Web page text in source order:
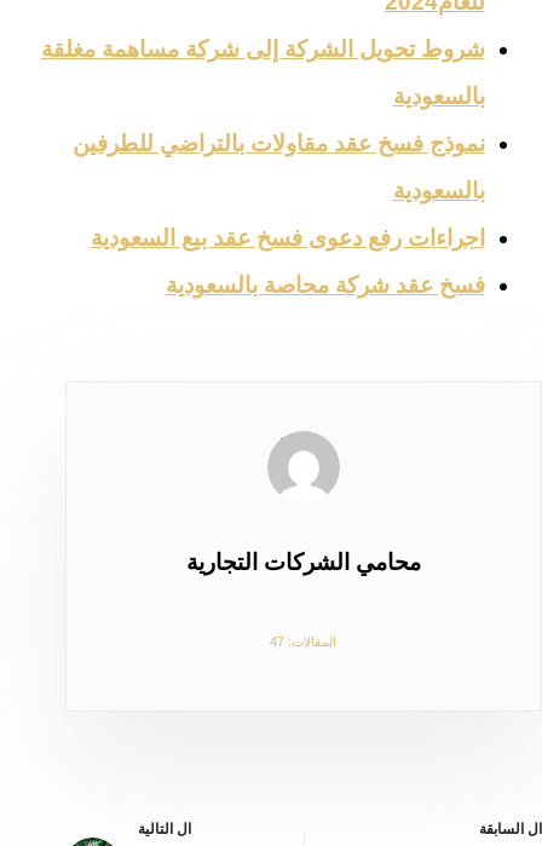
شروط تحويل الشركة إلى شركة مساهمة مغلقة
بالسعودية
نموذج فسخ عقد مقاولات بالتراضي للطرفين
بالسعودية
اجراءات رفع دعوى فسخ عقد بيع السعودية
فسخ عقد شركة محاصة بالسعودية
محامي الشركات التجارية
المقالات: 47
ال السابقة ال التالية